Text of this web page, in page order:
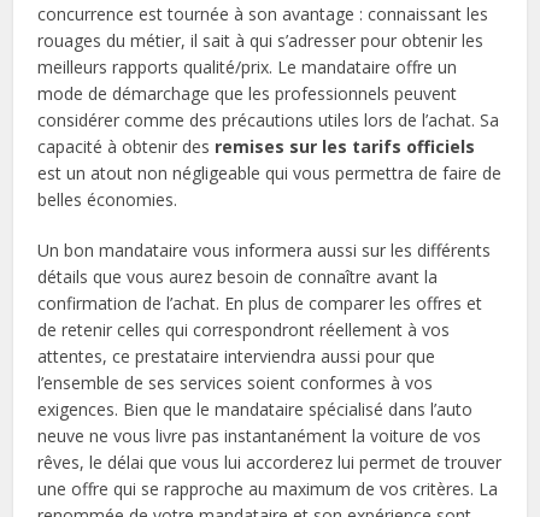
concurrence est tournée à son avantage : connaissant les
rouages du métier, il sait à qui s’adresser pour obtenir les
meilleurs rapports qualité/prix. Le mandataire offre un
mode de démarchage que les professionnels peuvent
considérer comme des précautions utiles lors de l’achat. Sa
capacité à obtenir des remises sur les tarifs officiels
est un atout non négligeable qui vous permettra de faire de
belles économies.
Un bon mandataire vous informera aussi sur les différents
détails que vous aurez besoin de connaître avant la
confirmation de l’achat. En plus de comparer les offres et
de retenir celles qui correspondront réellement à vos
attentes, ce prestataire interviendra aussi pour que
l’ensemble de ses services soient conformes à vos
exigences. Bien que le mandataire spécialisé dans l’auto
neuve ne vous livre pas instantanément la voiture de vos
rêves, le délai que vous lui accorderez lui permet de trouver
une offre qui se rapproche au maximum de vos critères. La